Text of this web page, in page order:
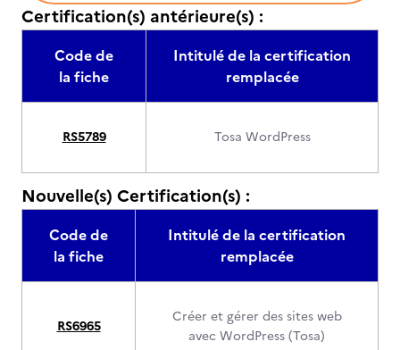
Certification(s) antérieure(s) :
Code de
la fiche
Intitulé de la certification
remplacée
RS5789 Tosa WordPress
Nouvelle(s) Certification(s) :
Code de
la fiche
Intitulé de la certification
remplacée
RS6965
Créer et gérer des sites web
avec WordPress (Tosa)